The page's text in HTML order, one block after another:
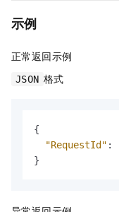
示例
正常返回示例
JSON 格式
{
"RequestId" :
}